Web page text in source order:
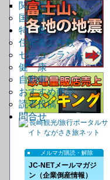
関 西
国 際
特 集
住宅着工件数
ゼネコンランキング
健 康
自動車
おすすめ商品
読者投稿
問合せ
メルマガ購読・解除
JC-NETメールマガジ
ン（企業倒産情報）